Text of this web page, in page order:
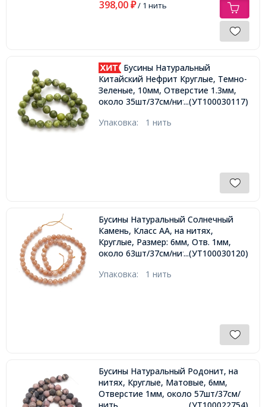
398,00 ₽/ 1 нить
Бусины Натуральный
Китайский Нефрит Круглые, Темно-
Зеленые, 10мм, Отверстие 1.3мм,
около 35шт/37см/нить,...(УТ100030117)
Упаковка: 1 нить
Бусины Натуральный Солнечный
Камень, Класс АА, на нитях,
Круглые, Размер: 6мм, Отв. 1мм,
около 63шт/37см/нить,...(УТ100030120)
Упаковка: 1 нить
Бусины Натуральный Родонит, на
нитях, Круглые, Матовые, 6мм,
Отверстие 1мм, около 57шт/37см/
нить,
...(УТ100022754)